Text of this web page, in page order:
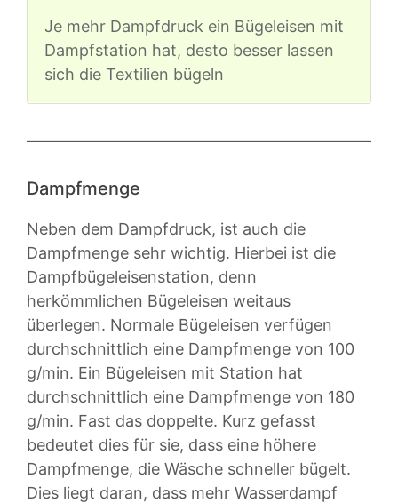
Je mehr Dampfdruck ein Bügeleisen mit
Dampfstation hat, desto besser lassen
sich die Textilien bügeln
Dampfmenge
Neben dem Dampfdruck, ist auch die
Dampfmenge sehr wichtig. Hierbei ist die
Dampfbügeleisenstation, denn
herkömmlichen Bügeleisen weitaus
überlegen. Normale Bügeleisen verfügen
durchschnittlich eine Dampfmenge von 100
g/min. Ein Bügeleisen mit Station hat
durchschnittlich eine Dampfmenge von 180
g/min. Fast das doppelte. Kurz gefasst
bedeutet dies für sie, dass eine höhere
Dampfmenge, die Wäsche schneller bügelt.
Dies liegt daran, dass mehr Wasserdampf